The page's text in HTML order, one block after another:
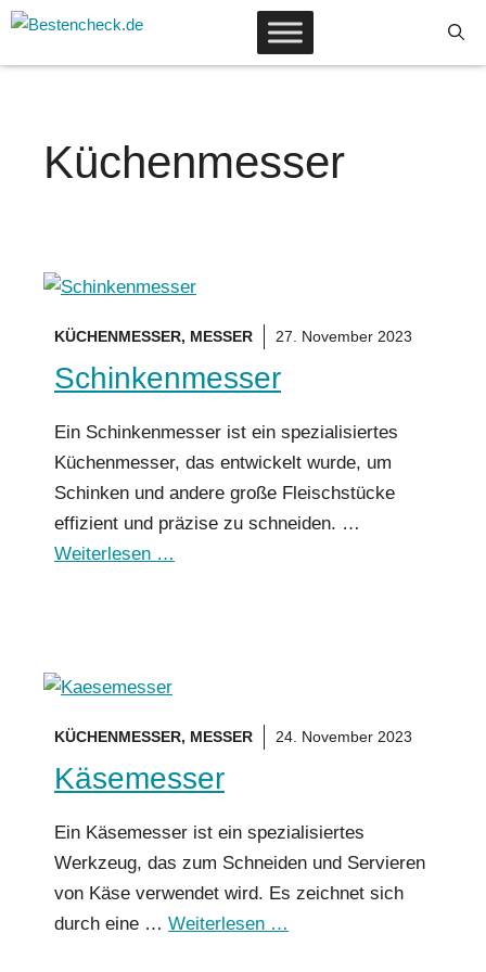
Zum
springen
Küchenmesser
KÜCHENMESSER, MESSER 27. November 2023
Schinkenmesser
Ein Schinkenmesser ist ein spezialisiertes
Küchenmesser, das entwickelt wurde, um
Schinken und andere große Fleischstücke
effizient und präzise zu schneiden. …
Weiterlesen …
KÜCHENMESSER, MESSER 24. November 2023
Käsemesser
Ein Käsemesser ist ein spezialisiertes
Werkzeug, das zum Schneiden und Servieren
von Käse verwendet wird. Es zeichnet sich
durch eine … Weiterlesen …